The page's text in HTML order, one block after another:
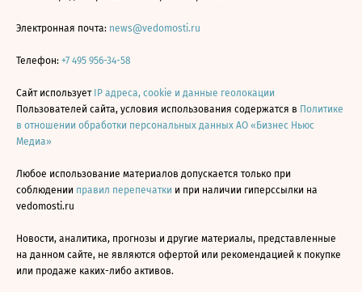
Электронная почта: news@vedomosti.ru
Телефон: +7 495 956-34-58
Сайт использует IP адреса, cookie и данные геолокации
Пользователей сайта, условия использования содержатся в Политике
в отношении обработки персональных данных АО «Бизнес Ньюс
Медиа»
Любое использование материалов допускается только при
соблюдении правил перепечатки и при наличии гиперссылки на
vedomosti.ru
Новости, аналитика, прогнозы и другие материалы, представленные
на данном сайте, не являются офертой или рекомендацией к покупке
или продаже каких-либо активов.